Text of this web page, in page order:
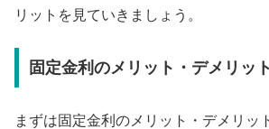
リットを見ていきましょう。
固定金利のメリット・デメリット
まずは固定金利のメリット・デメリッ